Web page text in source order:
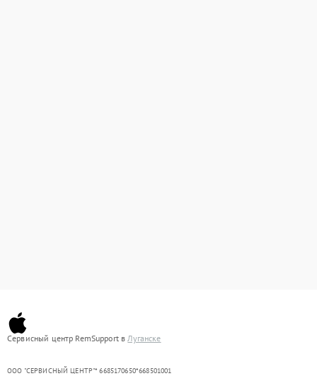
Сервисный центр RemSupport вЛуганске
ООО "СЕРВИСНЫЙ ЦЕНТР"* 6685170650*668501001